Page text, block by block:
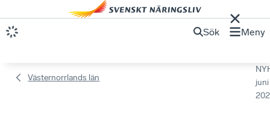
Sök Meny
Västernorrlands län
juni